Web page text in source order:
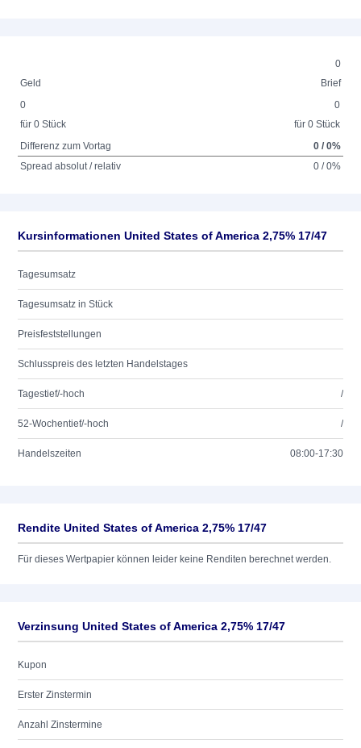
0
Geld
Brief
0
für 0 Stück
0
für 0 Stück
Differenz zum Vortag
0 / 0%
Spread absolut / relativ
0 / 0%
Kursinformationen United States of America 2,75% 17/47
Tagesumsatz
Tagesumsatz in Stück
Preisfeststellungen
Schlusspreis des letzten Handelstages
Tagestief/-hoch /
52-Wochentief/-hoch /
Handelszeiten 08:00-17:30
Rendite United States of America 2,75% 17/47
Für dieses Wertpapier können leider keine Renditen berechnet werden.
Verzinsung United States of America 2,75% 17/47
Kupon
Erster Zinstermin
Anzahl Zinstermine